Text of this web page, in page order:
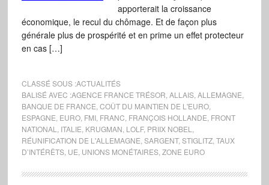
apporterait la croissance
économique, le recul du chômage. Et de façon plus
générale plus de prospérité et en prime un effet protecteur
en cas […]
CLASSÉ SOUS :ACTUALITÉS
BALISÉ AVEC :AGENCE FRANCE TRÉSOR ALLAIS, ALLEMAGNE
BANQUE DE FRANCE COÛT DU MAINTIEN DE L'EURO,
ESPAGNE EURO, FMI, FRANC FRANÇOIS HOLLANDE FRONT
NATIONAL
ITALIE KRUGMAN LOLF, PRIIX NOBEL
RÉUNIFICATION DE L'ALLEMAGNE SARGENT, STIGLITZ, TAUX
D’INTÉRÊTS, UE UNIONS MONÉTAIRES, ZONE EURO